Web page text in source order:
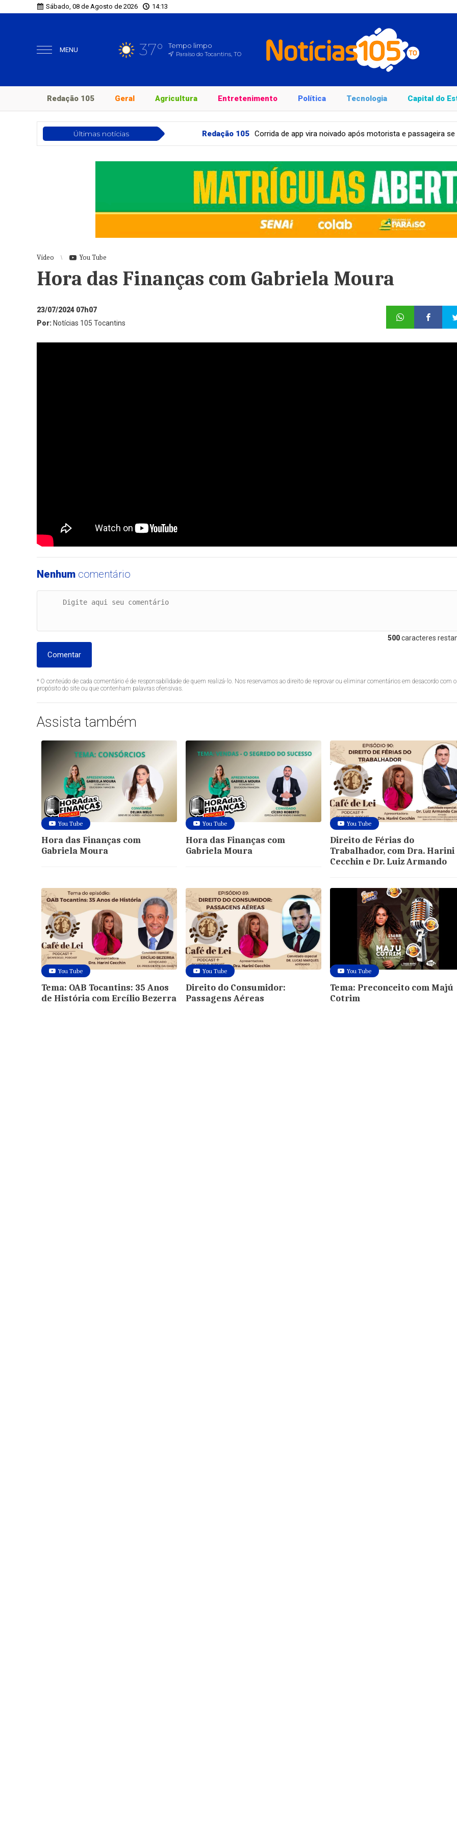
Sábado, 08 de Agosto de 2026 14:13
MENU 37° Tempo limpo
Paraíso do Tocantins, TO
Redação 105 Geral Agricultura Entretenimento Política Tecnologia Capital do
Últimas notíciasRedação 105 Corrida de app vira noivado após motorista e passageira se apaixonarem no TO
Vídeo You Tube
Hora das Finanças com Gabriela Moura
23/07/2024 07h07
Por: Notícias 105 Tocantins
Nenhum comentário
500caracteres
Comentar
* O conteúdo de cada comentário é de responsabilidade de quem realizá-lo. Nos reservamos ao direito de reprovar ou eliminar comentários em desacordo com o
propósito do site ou que contenham palavras ofensivas.
Assista também
You Tube
Hora das Finanças com
Gabriela Moura
You Tube
Hora das Finanças com
Gabriela Moura
You Tube
Direito de Férias do
Trabalhador, com Dra. Harini
Cecchin e Dr. Luiz Armando
You Tube
Tema: OAB Tocantins: 35 Anos
de História com Ercílio Bezerra
You Tube
Direito do Consumidor:
Passagens Aéreas
You Tube
Tema: Preconceito com Majú
Cotrim